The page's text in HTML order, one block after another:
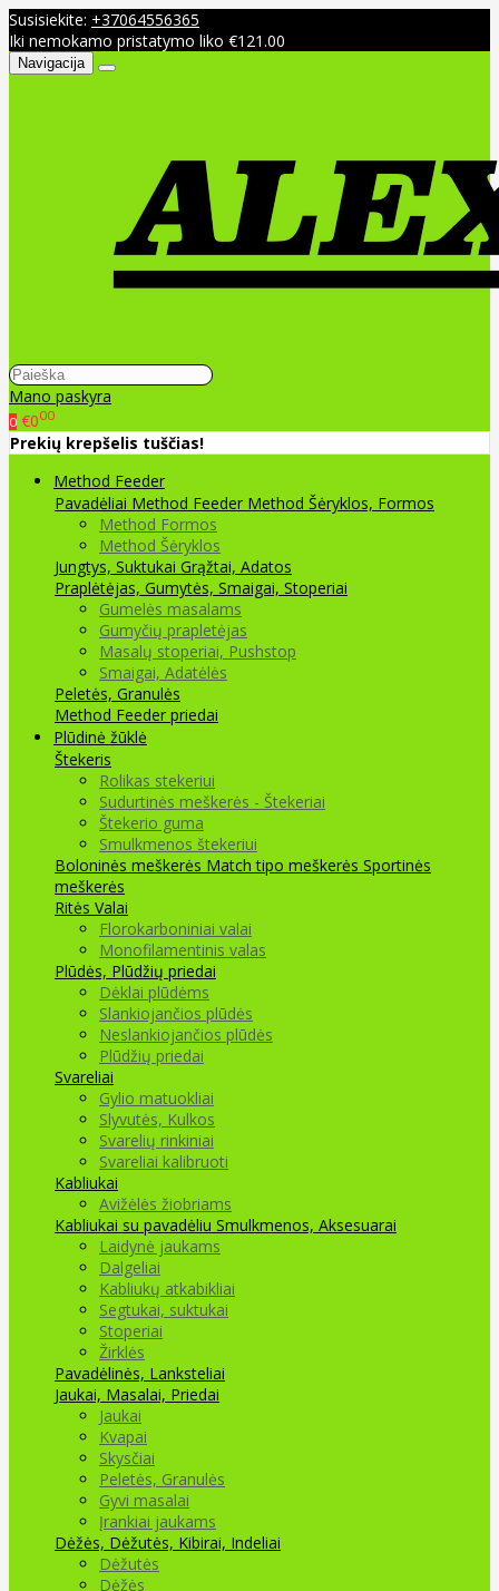
Susisiekite: +37064556365
Iki nemokamo pristatymo liko €121.00
Navigacija
Mano paskyra
0 €000
Prekių krepšelis tuščias!
Method Feeder
Pavadėliai Method Feeder Method Šėryklos, Formos
Method Formos
Method Šėryklos
Jungtys, Suktukai Grąžtai, Adatos
Praplėtėjas, Gumytės, Smaigai, Stoperiai
Gumelės masalams
Gumyčių prapletėjas
Masalų stoperiai, Pushstop
Smaigai, Adatėlės
Peletės, Granulės
Method Feeder priedai
Plūdinė žūklė
Štekeris
Rolikas stekeriui
Sudurtinės meškerės - Štekeriai
Štekerio guma
Smulkmenos štekeriui
Boloninės meškerės Match tipo meškerės Sportinės
meškerės
Ritės Valai
Florokarboniniai valai
Monofilamentinis valas
Plūdės, Plūdžių priedai
Dėklai plūdėms
Slankiojančios plūdės
Neslankiojančios plūdės
Plūdžių priedai
Svareliai
Gylio matuokliai
Slyvutės, Kulkos
Svarelių rinkiniai
Svareliai kalibruoti
Kabliukai
Avižėlės žiobriams
Kabliukai su pavadėliu Smulkmenos, Aksesuarai
Laidynė jaukams
Dalgeliai
Kabliukų atkabikliai
Segtukai, suktukai
Stoperiai
Žirklės
Pavadėlinės, Lanksteliai
Jaukai, Masalai, Priedai
Jaukai
Kvapai
Skysčiai
Peletės, Granulės
Gyvi masalai
Įrankiai jaukams
Dėžės, Dėžutės, Kibirai, Indeliai
Dėžutės
Dėžės